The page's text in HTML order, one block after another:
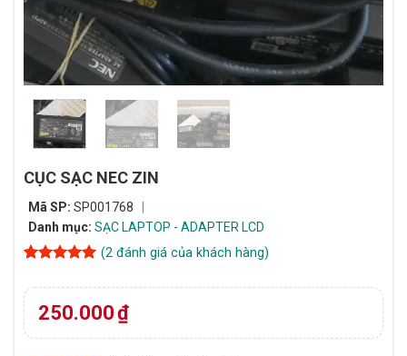
CỤC SẠC NEC ZIN
Mã SP: SP001768
Danh mục: SẠC LAPTOP - ADAPTER LCD
dựa trên
đánh giá
(2 đánh giá của khách hàng)
250.000₫